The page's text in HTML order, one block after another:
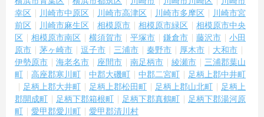
幸区
川崎市中原区 川崎市高津区 川崎市多摩区
川崎市宮
前区
川崎市麻生区 相模原市 相模原市緑区
相模原市中央
区
相模原市南区 横須賀市 平塚市 鎌倉市 藤沢市
小田
原市
茅ヶ崎市 逗子市 三浦市 秦野市 厚木市
大和市
伊勢原市
海老名市 座間市 南足柄市 綾瀬市
三浦郡葉山
町
高座郡寒川町 中郡大磯町 中郡二宮町
足柄上郡中井町
足柄上郡大井町
足柄上郡松田町 足柄上郡山北町
足柄上
郡開成町
足柄下郡箱根町 足柄下郡真鶴町
足柄下郡湯河原
町
愛甲郡愛川町 愛甲郡清川村